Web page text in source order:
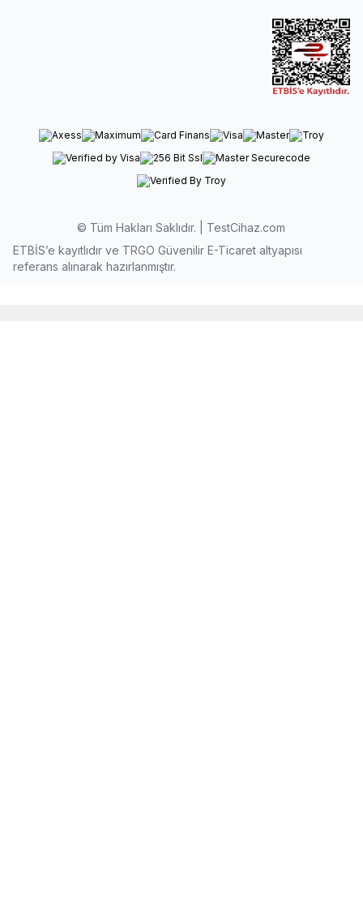
© Tüm Hakları Saklıdır. | TestCihaz.com
ETBİS’e kayıtlıdır ve TRGO Güvenilir E-Ticaret altyapısı
referans alınarak hazırlanmıştır.